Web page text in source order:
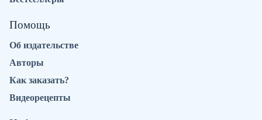
Помощь
Об издательстве
Авторы
Как заказать?
Видеорецепты